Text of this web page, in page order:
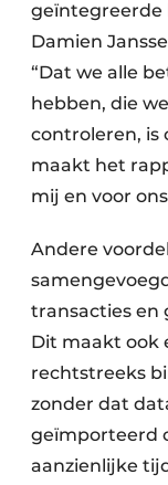
geïntegreerde
Damien
“Dat we alle
hebben, die
controleren, is
maakt het
mij en voor
Andere
transacties en
Dit maakt ook
rechtstreeks
zonder dat
geïmporteerd
aanzienlijke